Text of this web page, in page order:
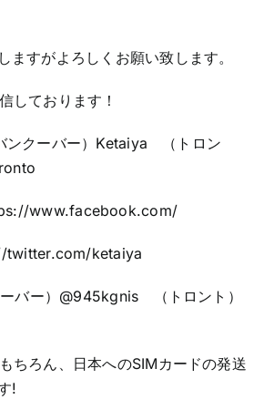
ますがよろしくお願い致します。
しております！
ンクーバー）Ketaiya （トロン
www.facebook.com/
twitter.com/ketaiya
バー）@945kgnis （トロント）
ちろん、日本へのSIMカードの発送
!